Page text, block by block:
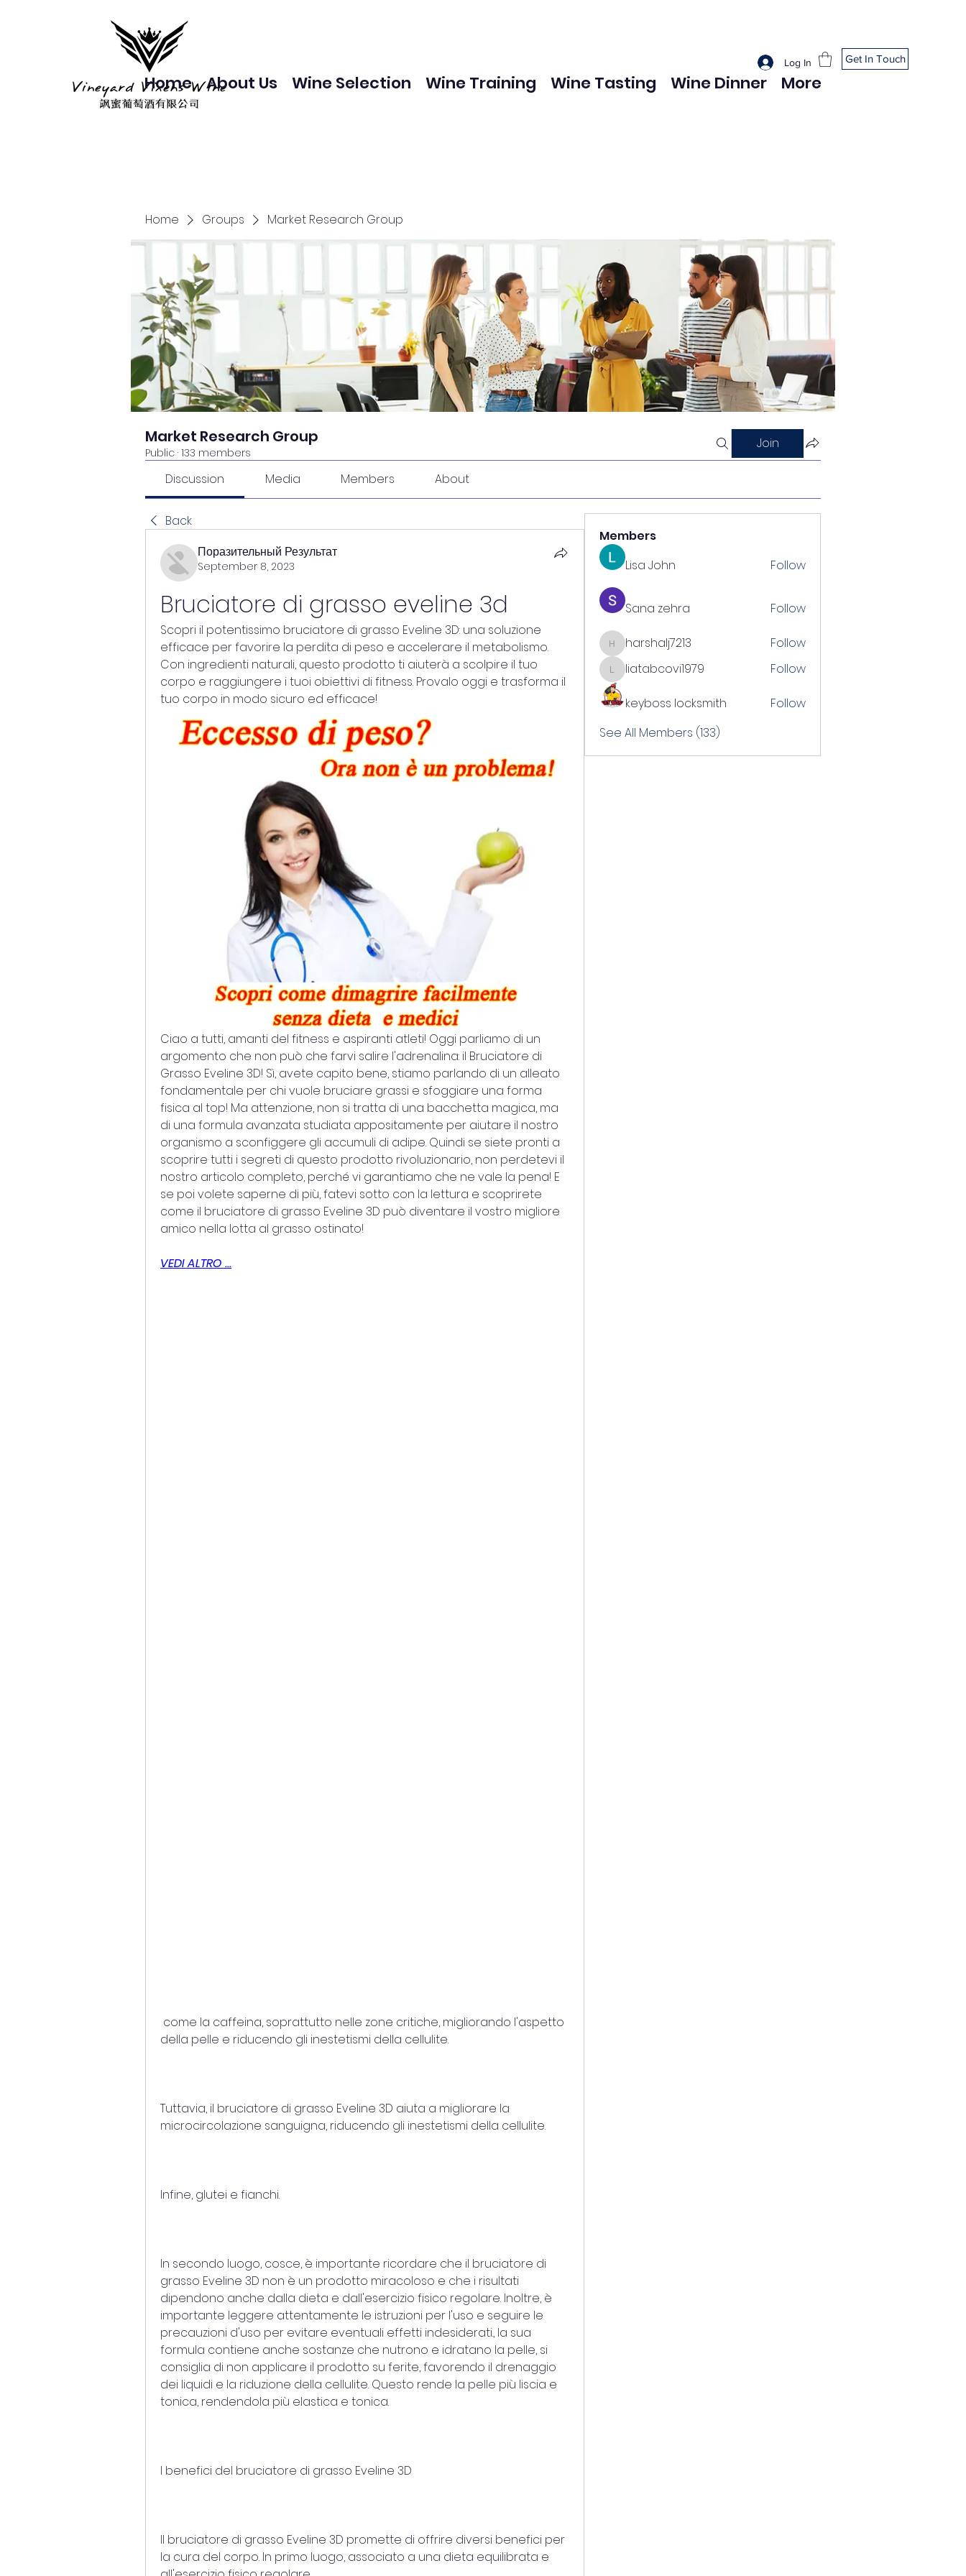
Log In Get In Touch
Home About Us Wine Selection Wine Training Wine Tasting Wine Dinner More
Home Groups Market Research Group
Market Research Group
Public · 133 members
Join
Discussion Media Members About
Back
Поразительный Результат
September 8, 2023
Bruciatore di grasso eveline 3d
Scopri il potentissimo bruciatore di grasso Eveline 3D: una soluzione
efficace per favorire la perdita di peso e accelerare il metabolismo.
Con ingredienti naturali, questo prodotto ti aiuterà a scolpire il tuo
corpo e raggiungere i tuoi obiettivi di fitness. Provalo oggi e trasforma il
tuo corpo in modo sicuro ed efficace!
Ciao a tutti, amanti del fitness e aspiranti atleti! Oggi parliamo di un
argomento che non può che farvi salire l'adrenalina: il Bruciatore di
Grasso Eveline 3D! Sì, avete capito bene, stiamo parlando di un alleato
fondamentale per chi vuole bruciare grassi e sfoggiare una forma
fisica al top! Ma attenzione, non si tratta di una bacchetta magica, ma
di una formula avanzata studiata appositamente per aiutare il nostro
organismo a sconfiggere gli accumuli di adipe. Quindi se siete pronti a
scoprire tutti i segreti di questo prodotto rivoluzionario, non perdetevi il
nostro articolo completo, perché vi garantiamo che ne vale la pena! E
se poi volete saperne di più, fatevi sotto con la lettura e scoprirete
come il bruciatore di grasso Eveline 3D può diventare il vostro migliore
amico nella lotta al grasso ostinato!
VEDI ALTRO ...
della pelle e riducendo gli inestetismi della cellulite.
Tuttavia, il bruciatore di grasso Eveline 3D aiuta a migliorare la
microcircolazione sanguigna, riducendo gli inestetismi della cellulite.
Infine, glutei e fianchi.
In secondo luogo, cosce, è importante ricordare che il bruciatore di
grasso Eveline 3D non è un prodotto miracoloso e che i risultati
dipendono anche dalla dieta e dall'esercizio fisico regolare. Inoltre, è
importante leggere attentamente le istruzioni per l'uso e seguire le
precauzioni d'uso per evitare eventuali effetti indesiderati., la sua
formula contiene anche sostanze che nutrono e idratano la pelle, si
consiglia di non applicare il prodotto su ferite, favorendo il drenaggio
dei liquidi e la riduzione della cellulite. Questo rende la pelle più liscia e
tonica, rendendola più elastica e tonica.
I benefici del bruciatore di grasso Eveline 3D
Il bruciatore di grasso Eveline 3D promette di offrire diversi benefici per
la cura del corpo. In primo luogo, associato a una dieta equilibrata e
Members
Lisa John
Follow
Sana zehra Follow
harshalj7213
harshalj7213 Follow
liatabcovi1979
liatabcovi1979 Follow
keyboss locksmith
Follow
See All Members (133)